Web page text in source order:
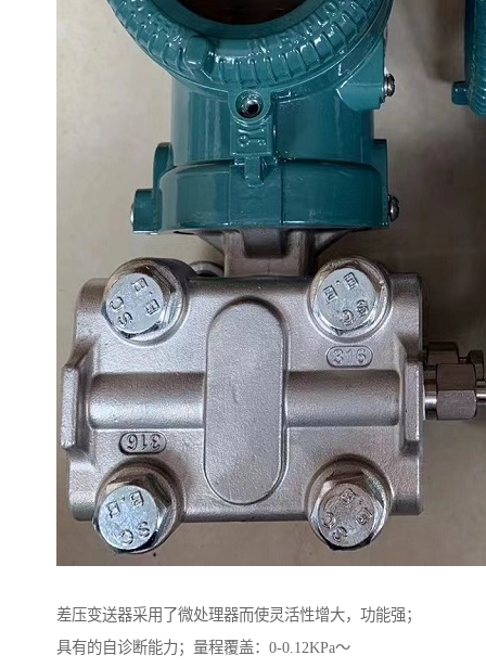
差压变送器采用了微处理器而使灵活性增大，功能强；
具有的自诊断能力；量程覆盖：0-0.12KPa～